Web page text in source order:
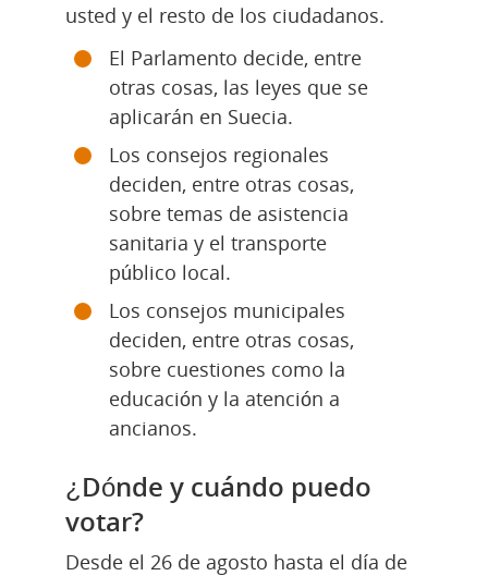
usted y el resto de los ciudadanos.
El Parlamento decide, entre
otras cosas, las leyes que se
aplicarán en Suecia.
Los consejos regionales
deciden, entre otras cosas,
sobre temas de asistencia
sanitaria y el transporte
público local.
Los consejos municipales
deciden, entre otras cosas,
sobre cuestiones como la
educación y la atención a
ancianos.
¿Dónde y cuándo puedo
votar?
Desde el 26 de agosto hasta el día de